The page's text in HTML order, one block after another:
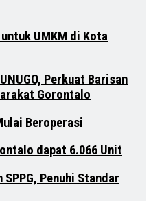
UMKM di Kota
Perkuat Barisan
Gorontalo
Beroperasi
dapat 6.066 Unit
Penuhi Standar